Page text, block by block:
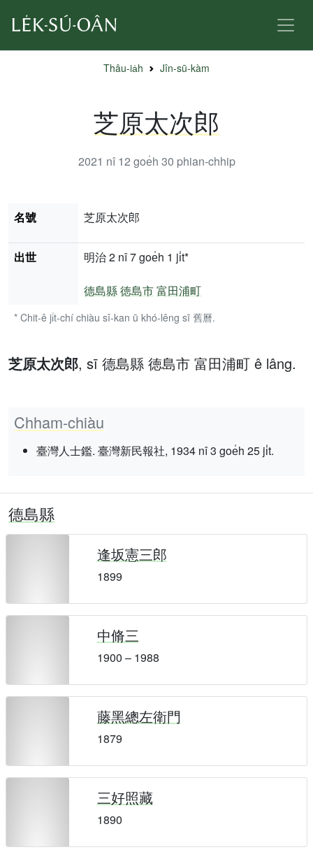
Thâu-ia̍h Jîn-sū-kàm
芝原太次郎
2021 nî 12 goe̍h 30 phian-chhip
芝原太次郎, sī 德島縣 徳島市 富田浦町 ê lâng.
Chham-chiàu
臺灣人士鑑. 臺灣新民報社, 1934 nî 3 goe̍h 25 ji̍t.
名號 芝原太次郎
出世 明治 2 nî 7 goe̍h 1 ji̍t*
德島縣徳島市富田浦町
* Chit-ê ji̍t-chí chiàu sî-kan ū khó-lêng sī 舊曆.
德島縣
逢坂憲三郎
1899
中脩三
1900 – 1988
藤黑總左衛門
1879
三好照藏
1890